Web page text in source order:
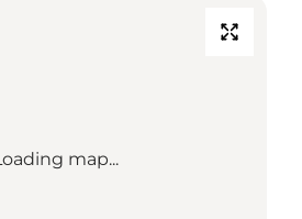
map...